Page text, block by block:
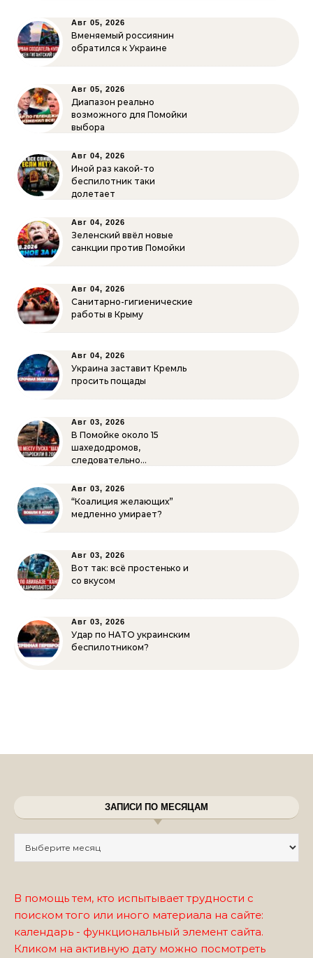
Авг 05, 2026
Вменяемый россиянин
обратился к Украине
Авг 05, 2026
Диапазон реально
возможного для Помойки
выбора
Авг 04, 2026
Иной раз какой-то
беспилотник таки
долетает
Авг 04, 2026
Зеленский ввёл новые
санкции против Помойки
Авг 04, 2026
Санитарно-гигиенические
работы в Крыму
Авг 04, 2026
Украина заставит Кремль
просить пощады
Авг 03, 2026
В Помойке около 15
шахедодромов,
следовательно…
Авг 03, 2026
“Коалиция желающих”
медленно умирает?
Авг 03, 2026
Вот так: всё простенько и
со вкусом
Авг 03, 2026
Удар по НАТО украинским
беспилотником?
ЗАПИСИ ПО МЕСЯЦАМ
В помощь тем, кто испытывает трудности с
поиском того или иного материала на сайте:
календарь - функциональный элемент сайта.
Кликом на активную дату можно посмотреть